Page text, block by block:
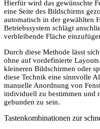
Hierfür wird das gewünschte
eine Seite des Bildschirms
automatisch in der gewählten
Betriebssystem schlägt
verbleibende Fläche
Durch diese Methode lässt
ohne auf vordefinierte
kleineren Bildschirmen oder
diese Technik eine sinnvolle
manuelle Anordnung von
individuell zu bestimmen und
gebunden zu sein.
Tastenkombinationen zur